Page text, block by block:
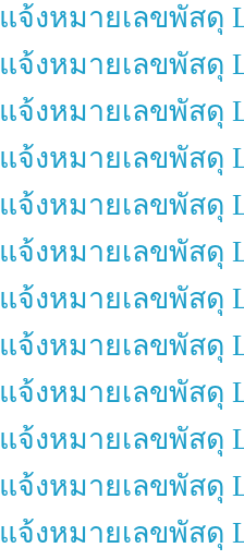
แจ้งหมายเลขพัสดุ
แจ้งหมายเลขพัสดุ
แจ้งหมายเลขพัสดุ
แจ้งหมายเลขพัสดุ
แจ้งหมายเลขพัสดุ
แจ้งหมายเลขพัสดุ
แจ้งหมายเลขพัสดุ
แจ้งหมายเลขพัสดุ
แจ้งหมายเลขพัสดุ
แจ้งหมายเลขพัสดุ
แจ้งหมายเลขพัสดุ
แจ้งหมายเลขพัสดุ